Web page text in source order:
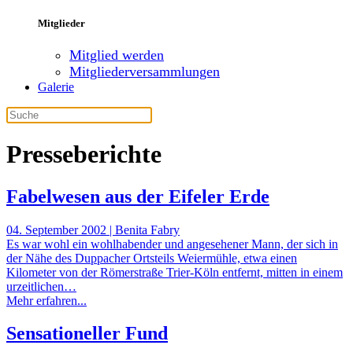
Mitglieder
Mitglied werden
Mitgliederversammlungen
Galerie
Presseberichte
Fabelwesen aus der Eifeler Erde
04. September 2002 | Benita Fabry
Es war wohl ein wohlhabender und angesehener Mann, der sich in
der Nähe des Duppacher Ortsteils Weiermühle, etwa einen
Kilometer von der Römerstraße Trier-Köln entfernt, mitten in einem
urzeitlichen…
Mehr erfahren...
Sensationeller Fund